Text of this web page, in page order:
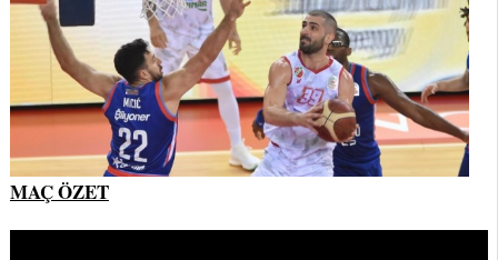
MAÇ ÖZET